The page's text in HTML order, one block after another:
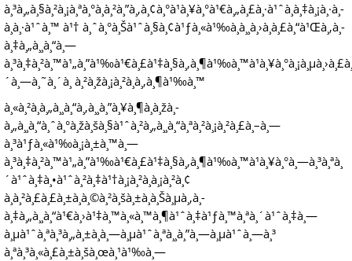
à¸³à¸„à¸§à¸²à¸¡à¸ªà¸°à¸­à¸²à¸”à¸‚à¸¢à¸°à¹à¸¥à¸°à¹€à¸„à¸£à¸·à¹ˆà¸­à¸‡à¸¡à¸·à¸­
à¸­à¸·à¹ˆà¸™ à¹† à¸ˆà¸°à¸Šà¹ˆà¸§à¸¢à¹ƒà¸«à¹‰à¸­à¸¸à¸›à¸à¸£à¸“à¹Œà¸‚à¸­
à¸‡à¸„à¸¸à¸“à¸—
´à¸—à¸˜à¸´à¸ à¸²à¸žà¸¡à¸²à¸à¸‚à¸¶à¹‰à¸™
à¸«à¸²à¸à¸„à¸¸à¸“à¸‚à¸¸à¸”à¸¥à¸¶à¸à¸žà¸­
à¸„à¸¸à¸“à¸ˆà¸°à¸žà¸šà¸§à¹ˆà¸²à¸„à¸¸à¸“à¸ªà¸²à¸¡à¸²à¸£à¸–à¸—
à¸³à¹ƒà¸«à¹‰à¸¡à¸±à¸™à¸—
à¸³à¸‡à¸²à¸™à¹„à¸”à¹‰à¹€à¸£à¹‡à¸§à¸‚à¸¶à¹‰à¸™à¹à¸¥à¸°à¸—à¸³à¸ªà¸
´à¹ˆà¸‡à¸•à¹ˆà¸²à¸‡à¹†à¸¡à¸²à¸à¸¡à¸²à¸¢
à¸à¸²à¸£à¸£à¸±à¸à¸©à¸²à¸šà¸±à¸à¸Šà¸µà¸‚à¸­
à¸‡à¸„à¸¸à¸“à¹€à¸›à¹‡à¸™à¸«à¸™à¸¶à¹ˆà¸‡à¹ƒà¸™à¸ªà¸´à¹ˆà¸‡à¸—
à¸µà¹ˆà¸ªà¸³à¸„à¸±à¸à¸—à¸µà¹ˆà¸ªà¸¸à¸”à¸—à¸µà¹ˆà¸—à¸³
à¸ªà¸³à¸«à¸£à¸±à¸šà¸œà¸¹à¹‰à¸—